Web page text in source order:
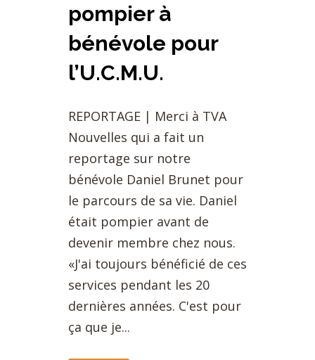
pompier à
bénévole pour
l’U.C.M.U.
REPORTAGE | Merci à TVA
Nouvelles qui a fait un
reportage sur notre
bénévole Daniel Brunet pour
le parcours de sa vie. Daniel
était pompier avant de
devenir membre chez nous.
«J'ai toujours bénéficié de ces
services pendant les 20
dernières années. C'est pour
ça que je...